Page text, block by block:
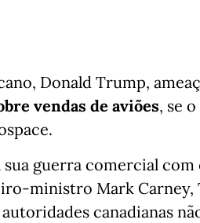
Donald Trump,
vendas de aviões, se
guerra comercial com
ministro Mark
canadianas